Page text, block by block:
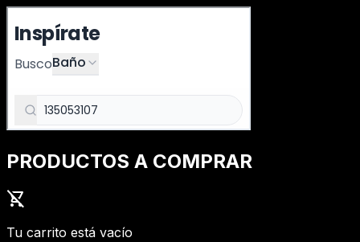
PRODUCTOS A COMPRAR
shopping_cart_off
Tu carrito está vacío